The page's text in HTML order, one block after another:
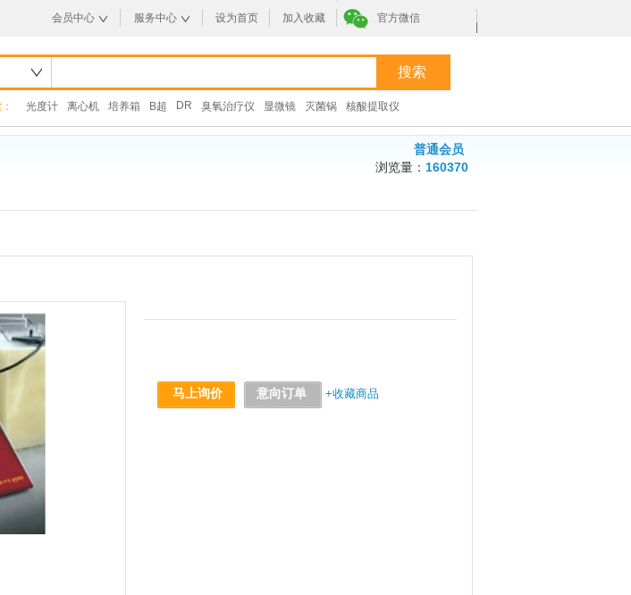
会员中心 服务中心 设为首页 加入收藏 官方微信
光度计 离心机 培养箱 B超 DR 臭氧治疗仪 显微镜 灭菌锅 核酸提取仪
普通会员
浏览量： 160370